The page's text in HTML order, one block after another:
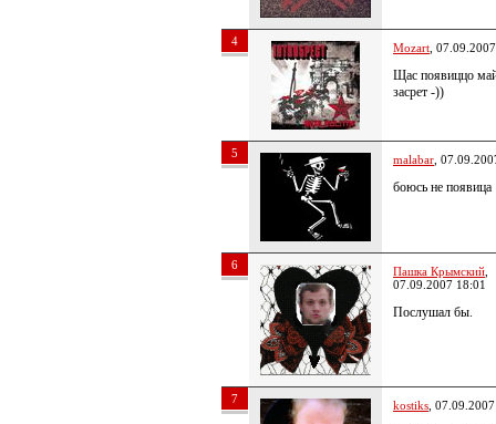
4 Mozart ,
Щас появиццо
засрет -))
5 malabar ,
боюсь не появица
6 Пашка Крымский
07.09.2007 18:01
Послушал бы.
7 kostiks ,